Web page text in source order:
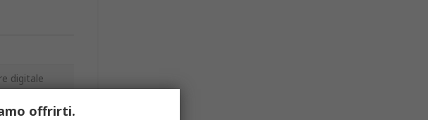
digitale
offrirti.